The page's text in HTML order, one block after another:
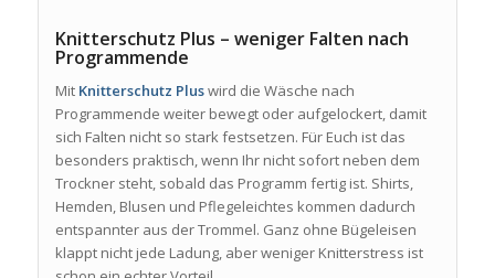
Knitterschutz Plus – weniger Falten nach
Programmende
Mit Knitterschutz Pluswird die Wäsche nach
Programmende weiter bewegt oder aufgelockert, damit
sich Falten nicht so stark festsetzen. Für Euch ist das
besonders praktisch, wenn Ihr nicht sofort neben dem
Trockner steht, sobald das Programm fertig ist. Shirts,
Hemden, Blusen und Pflegeleichtes kommen dadurch
entspannter aus der Trommel. Ganz ohne Bügeleisen
klappt nicht jede Ladung, aber weniger Knitterstress ist